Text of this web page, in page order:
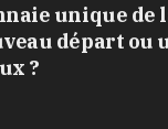
unique de
départ ou
?